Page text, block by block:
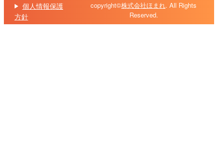
個人情報保護
方針
copyright©株式会社ほまれ. All Rights
Reserved.